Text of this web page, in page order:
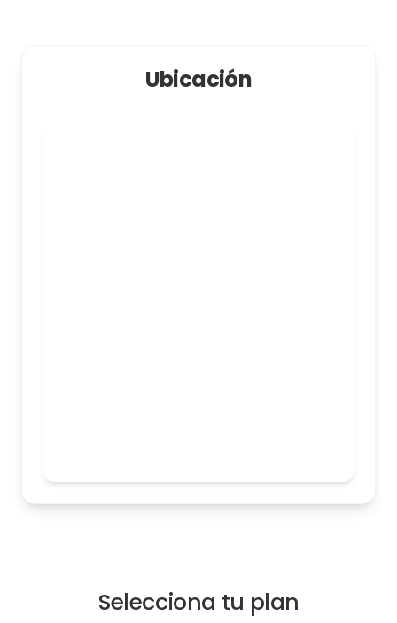
Ubicación
Selecciona tu plan